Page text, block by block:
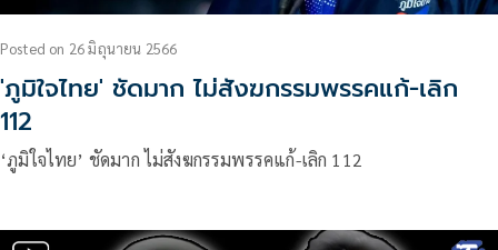
Posted on 26 มิถุนายน 2566
'ภูมิใจไทย' ชัดมาก ไม่สังฆกรรมพรรคแก้-เลิก
112
‘ภูมิใจไทย’ ชัดมาก ไม่สังฆกรรมพรรคแก้-เลิก 112